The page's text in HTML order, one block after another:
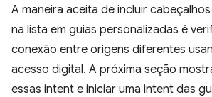
A maneira aceita de incluir
na lista em guias personalizadas é
conexão entre origens diferentes
acesso digital. A próxima seção
essas intent e iniciar uma intent das